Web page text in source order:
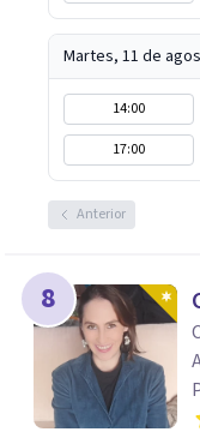
Martes, 11 de
14:00
17:00
Anterior
8